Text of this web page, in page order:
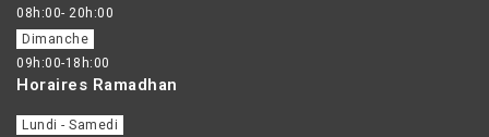
08h:00- 20h:00
Dimanche
09h:00-18h:00
Horaires Ramadhan
Lundi - Samedi